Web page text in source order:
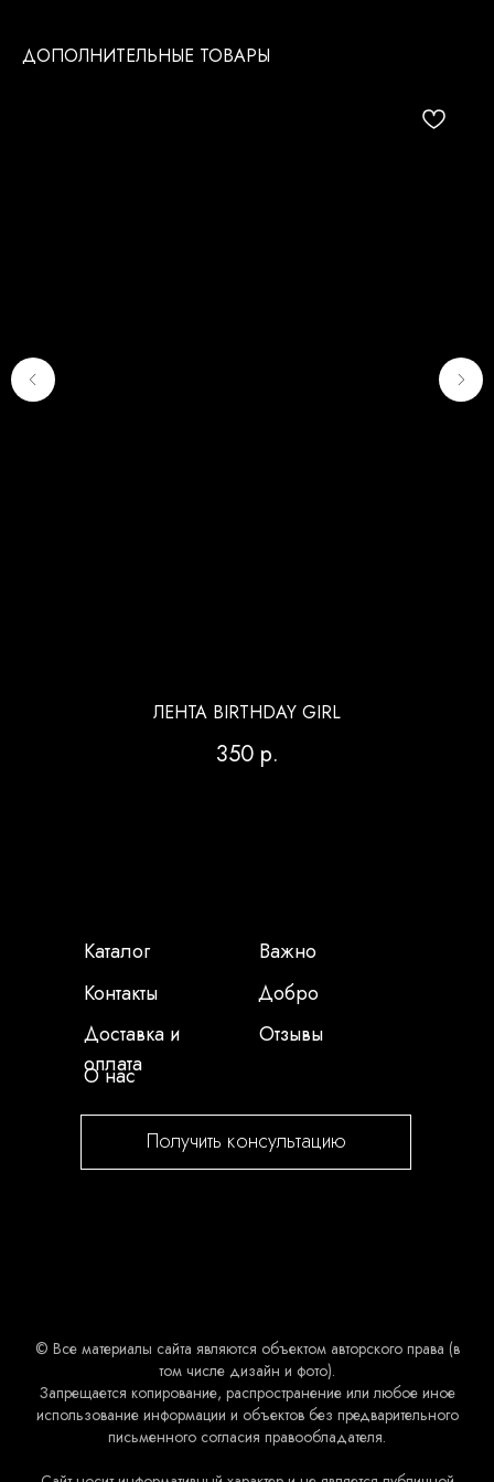
ДОПОЛНИТЕЛЬНЫЕ ТОВАРЫ
ЛЕНТА BIRTHDAY GIRL
350 р.
Каталог
Контакты
Доставка и
оплата
О нас
Важно
Добро
Отзывы
Получить консультацию
© Все материалы сайта являются объектом авторского права (в
том числе дизайн и фото).
Запрещается копирование, распространение или любое иное
использование информации и объектов без предварительного
письменного согласия правообладателя.